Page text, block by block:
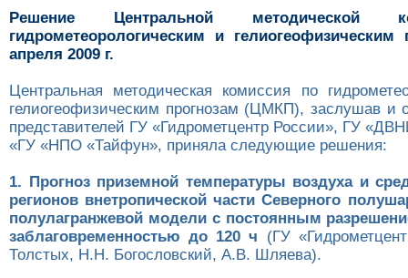
Решение Центральной методической
гидрометеорологическим и гелиогеофизическим
апреля 2009 г.
Центральная методическая комиссия по
гелиогеофизическим прогнозам (ЦМКП), заслушав и
представителей ГУ «Гидрометцентр России», ГУ
«ГУ «НПО «Тайфун», приняла следующие решения:
1. Прогноз приземной температуры воздуха и
регионов внетропической части Северного
полулагранжевой модели с постоянным
заблаговременностью до 120 ч (ГУ
Толстых, Н.Н. Богословский, А.В. Шляева).